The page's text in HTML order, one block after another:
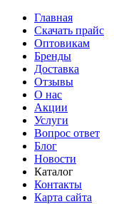
Главная
Скачать прайс
Оптовикам
Бренды
Доставка
Отзывы
О нас
Акции
Услуги
Вопрос ответ
Блог
Новости
Каталог
Контакты
Карта сайта